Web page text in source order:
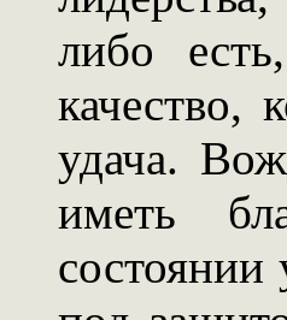
либо
качество,
удача.
иметь
состоянии